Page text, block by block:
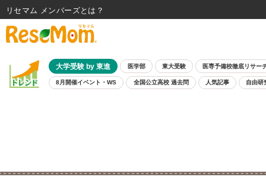
大学受験 by 東進 医学部 東大受験 医専予備校徹底リサー
8月開催イベント・WS 全国公立高校 過去問 人気記事 自由研
リセマム メンバーズ